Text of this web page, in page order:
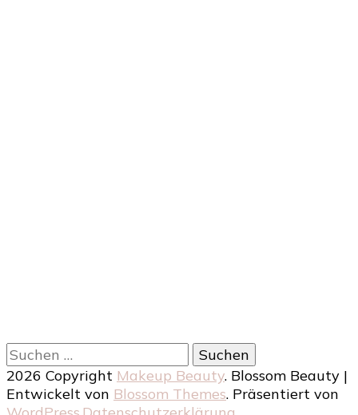
Suchen
nach:
2026 Copyright Makeup Beauty. Blossom Beauty |
Entwickelt von Blossom Themes. Präsentiert von